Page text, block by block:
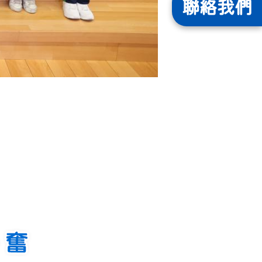
聯絡我們